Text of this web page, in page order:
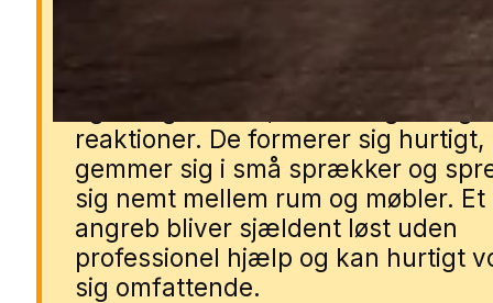
Væggelus bider mennesker om
og kan give kløe, udslæt og
reaktioner. De formerer sig hurtigt,
gemmer sig i små sprækker og
sig nemt mellem rum og møbler. Et
angreb bliver sjældent løst uden
professionel hjælp og kan hurtigt
sig omfattende.